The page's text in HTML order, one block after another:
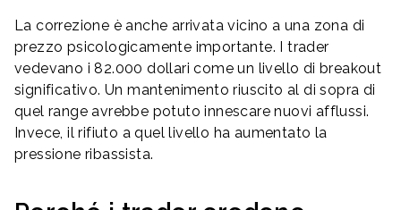
La correzione è anche arrivata vicino a una zona di
prezzo psicologicamente importante. I trader
vedevano i 82.000 dollari come un livello di breakout
significativo. Un mantenimento riuscito al di sopra di
quel range avrebbe potuto innescare nuovi afflussi.
Invece, il rifiuto a quel livello ha aumentato la
pressione ribassista.